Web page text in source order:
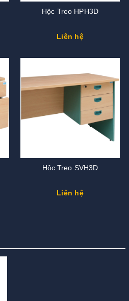
Hộc Treo HPH3D
Liên hệ
Hộc Treo SVH3D
Liên hệ